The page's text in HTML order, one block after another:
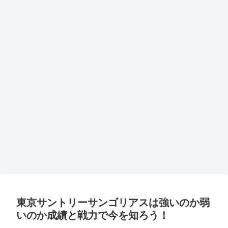
東京サントリーサンゴリアスは強いのか弱
いのか成績と戦力で今を知ろう！